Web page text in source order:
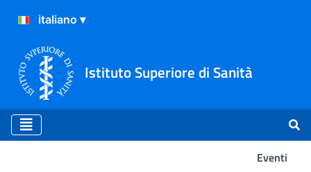
Istituto Superiore di Sanità
Eventi